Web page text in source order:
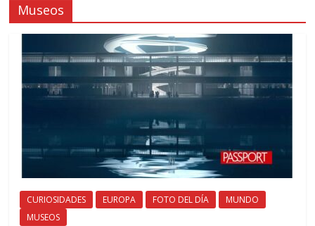
Museos
CURIOSIDADES EUROPA FOTO DEL DÍA
MUNDO
MUSEOS